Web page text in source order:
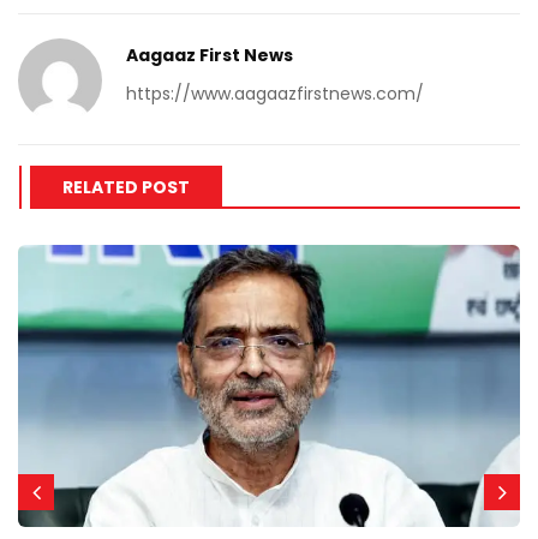
Aagaaz First News
https://www.aagaazfirstnews.com/
RELATED POST